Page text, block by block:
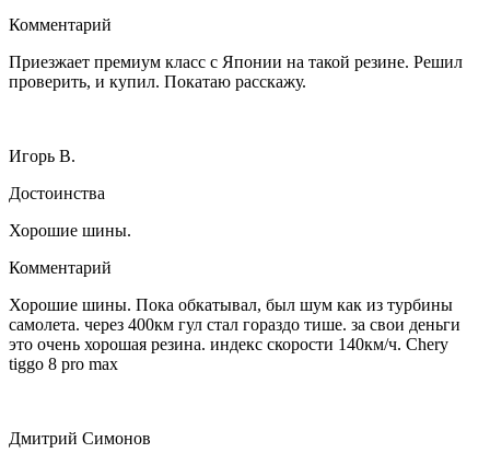
Комментарий
Приезжает премиум класс с Японии на такой резине. Решил
проверить, и купил. Покатаю расскажу.
Игорь В.
Достоинства
Хорошие шины.
Комментарий
Хорошие шины. Пока обкатывал, был шум как из турбины
самолета. через 400км гул стал гораздо тише. за свои деньги
это очень хорошая резина. индекс скорости 140км/ч. Chery
tiggo 8 pro max
Дмитрий Симонов